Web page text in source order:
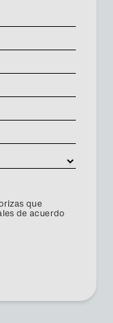
que
de acuerdo